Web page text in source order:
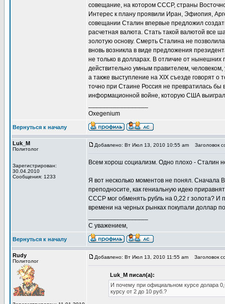
совещание, на котором СССР, страны
Интерес к плану проявили Иран, Эфиопия,
совещании Сталин впервые предложил
расчетная валюта. Стать такой валютой все
золотую основу. Смерть Сталина не
вновь возникла в виде предложения
не только в долларах. В отличие от
действительно умным правителем,
а также выступление на XIX съезде говорят
точно при Стаине Россия не превратилась
информационной войне, которую США выиграли
Oxegenium
Вернуться к началу
Luk_M
Политолог
Зарегистрирован:
30.04.2010
Сообщения: 1233
Добавлено: Вт Июл 13, 2010 10:55 am Заголовок
Всем хорош социализм. Одно плохо - Сталин
Я вот несколько моментов не понял. Сначала
преподносите, как гениальную идею
СССР мог обменять рубль на 0,22 г золота?
времени на черных рынках покупали доллар
С уважением,
Вернуться к началу
Rudy
Политолог
Добавлено: Вт Июл 13, 2010 11:55 am Заголовок
Luk_M писал(а):
И почему при официальном курсе долара
курсу от 2 до 10 руб.?